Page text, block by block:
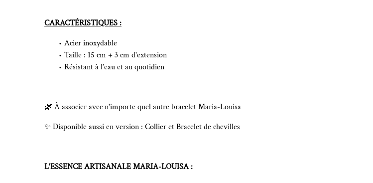
CARACTÉRISTIQUES :
Acier inoxydable
Taille : 15 cm + 3 cm d'extension
Résistant à l’eau et au quotidien
🌿 À associer avec n'importe quel autre bracelet Maria-Louisa
✨ Disponible aussi en version : Collier et Bracelet de chevilles
L'ESSENCE ARTISANALE MARIA-LOUISA :